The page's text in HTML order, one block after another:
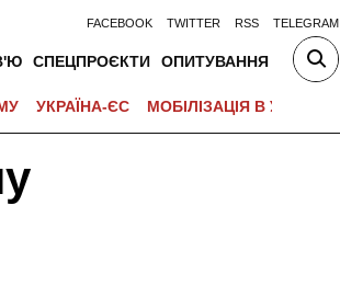
FACEBOOK TWITTER RSS TELEGRAM
СПЕЦПРОЄКТИ ОПИТУВАННЯ
УКРАЇНА-ЄС МОБІЛІЗАЦІЯ В УКРАЇНІ